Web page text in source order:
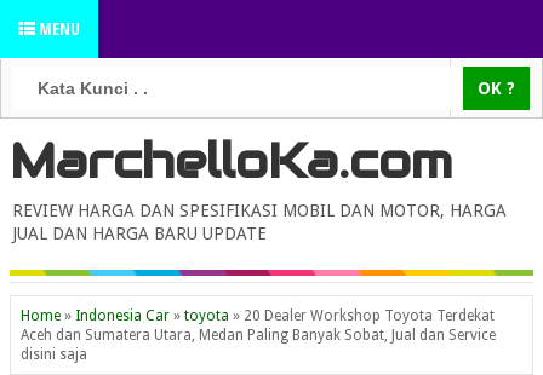
MENU
MarchelloKa.com
REVIEW HARGA DAN SPESIFIKASI MOBIL DAN MOTOR, HARGA
JUAL DAN HARGA BARU UPDATE
Home » Indonesia Car » toyota » 20 Dealer Workshop Toyota Terdekat
Aceh dan Sumatera Utara, Medan Paling Banyak Sobat, Jual dan Service
disini saja